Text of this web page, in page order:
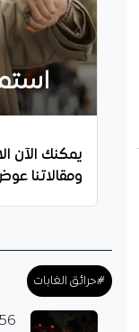
مرسيليا؟
أجاب الدولي الجزائري
غويري، على أسئلة
بمستقبله مع
يؤكد بقاءه مع
يمكنك الآن
ومقالاتنا
#حرائق الغابات